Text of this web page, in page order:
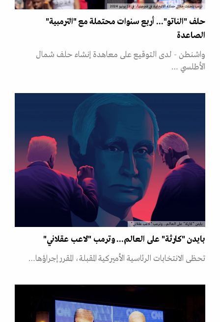
ترمب يتحدث خلال حملته الانتخابية في فيرجينيا، في 28 يونيو 2024
حلف "الناتو"... أربع سنوات محتملة مع "الترمبية"
الصاعدة
واشنطن - لدى التوقيع على معاهدة إنشاء حلف شمال
الأطلسي …
بايدن "كارثة" على العالم... وترمب "لاعب عقلاني"
بايدن "كارثة" على العالم... وترمب "لاعب عقلاني"
تحظى الانتخابات الرئاسية الأميركية المقبلة، المقرر إجراؤها…